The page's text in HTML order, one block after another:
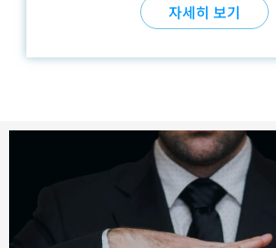
자세히 보기